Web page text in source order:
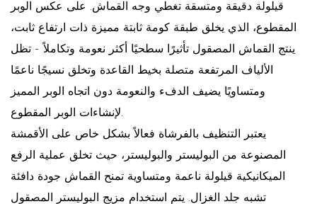
قيلولة دقيقة ومتسقة تغطي وجه القماش. على عكس الوبر
المقطوع، الذي يخلق طبقة كومة ثابتة مميزة ذات ارتفاع ثابت،
ينتج القماش المصقول تأثيرًا سطحيًا أكثر نعومة وتكاملاً - تظل
الألياف المرتفعة متصلة بخيط القاعدة وتخلق نسيجًا ناعمًا
ومتساويًا يضيف الدفء والنعومة دون اتجاه الوبر المميز
يعتبر التنظيف بالفرشاة فعالاً بشكل خاص على الأقمشة
المصنوعة من البوليستر والبوليستر، حيث تخلق عملية الرفع
الميكانيكية قيلولة ناعمة ومتساوية تمنح القماش جودة دافئة
تشبه جلد الغزال. يتم استخدام مزيج البوليستر المصقول